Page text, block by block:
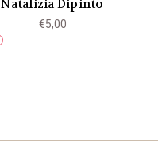
Natalizia Dipinto
€5,00